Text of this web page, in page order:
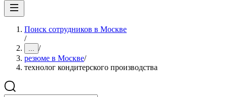
Поиск сотрудников в Москве
/
... /
резюме в Москве/
технолог кондитерского производства